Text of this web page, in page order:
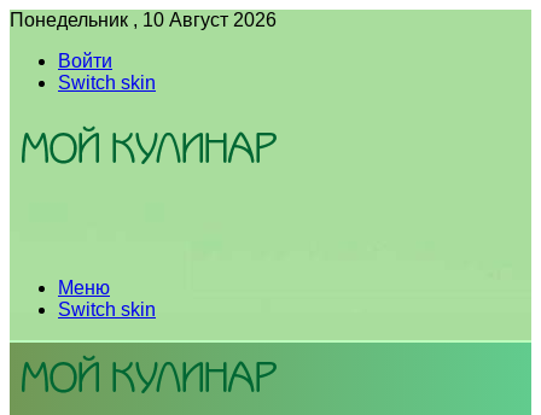
Понедельник , 10 Август 2026
Войти
Switch skin
Меню
Switch skin